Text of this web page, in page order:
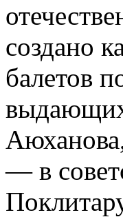
создано
балетов
— в